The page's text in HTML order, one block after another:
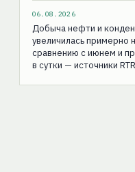
06.08.2026
Добыча нефти и
увеличилась примерно
сравнению с июнем и
в сутки — источники